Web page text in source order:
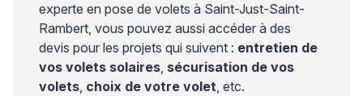
experte en pose de volets à Saint-Just-Saint-
Rambert, vous pouvez aussi accéder à des
devis pour les projets qui suivent : entretien de
vos volets solaires, sécurisation de vos
volets, choix de votre volet, etc.